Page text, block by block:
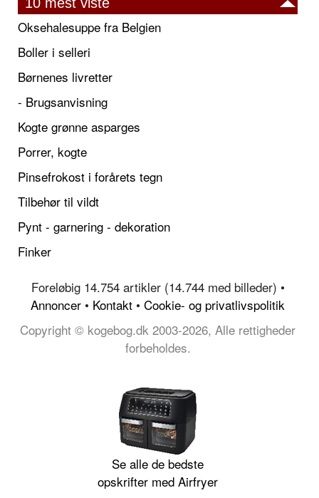
Oksehalesuppe fra Belgien
Boller i selleri
Børnenes livretter
- Brugsanvisning
Kogte grønne asparges
Porrer, kogte
Pinsefrokost i forårets tegn
Tilbehør til vildt
Pynt - garnering - dekoration
Finker
Foreløbig 14.754 artikler (14.744 med billeder) •
Annoncer • Kontakt • Cookie- og privatlivspolitik
Copyright © kogebog.dk 2003-2026, Alle rettigheder
forbeholdes.
Se alle de bedste
opskrifter med Airfryer